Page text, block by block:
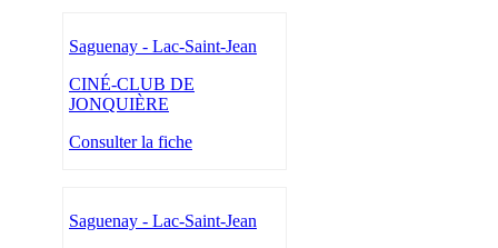
Saguenay - Lac-Saint-Jean
CINÉ-CLUB DE
JONQUIÈRE
Consulter la fiche
Saguenay - Lac-Saint-Jean